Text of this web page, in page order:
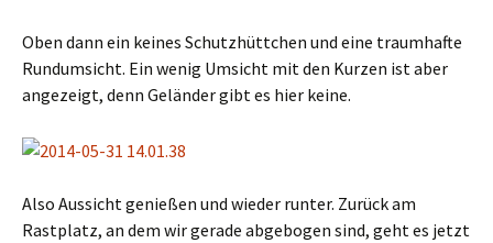
Oben dann ein keines Schutzhüttchen und eine traumhafte
Rundumsicht. Ein wenig Umsicht mit den Kurzen ist aber
angezeigt, denn Geländer gibt es hier keine.
Also Aussicht genießen und wieder runter. Zurück am
Rastplatz, an dem wir gerade abgebogen sind, geht es jetzt